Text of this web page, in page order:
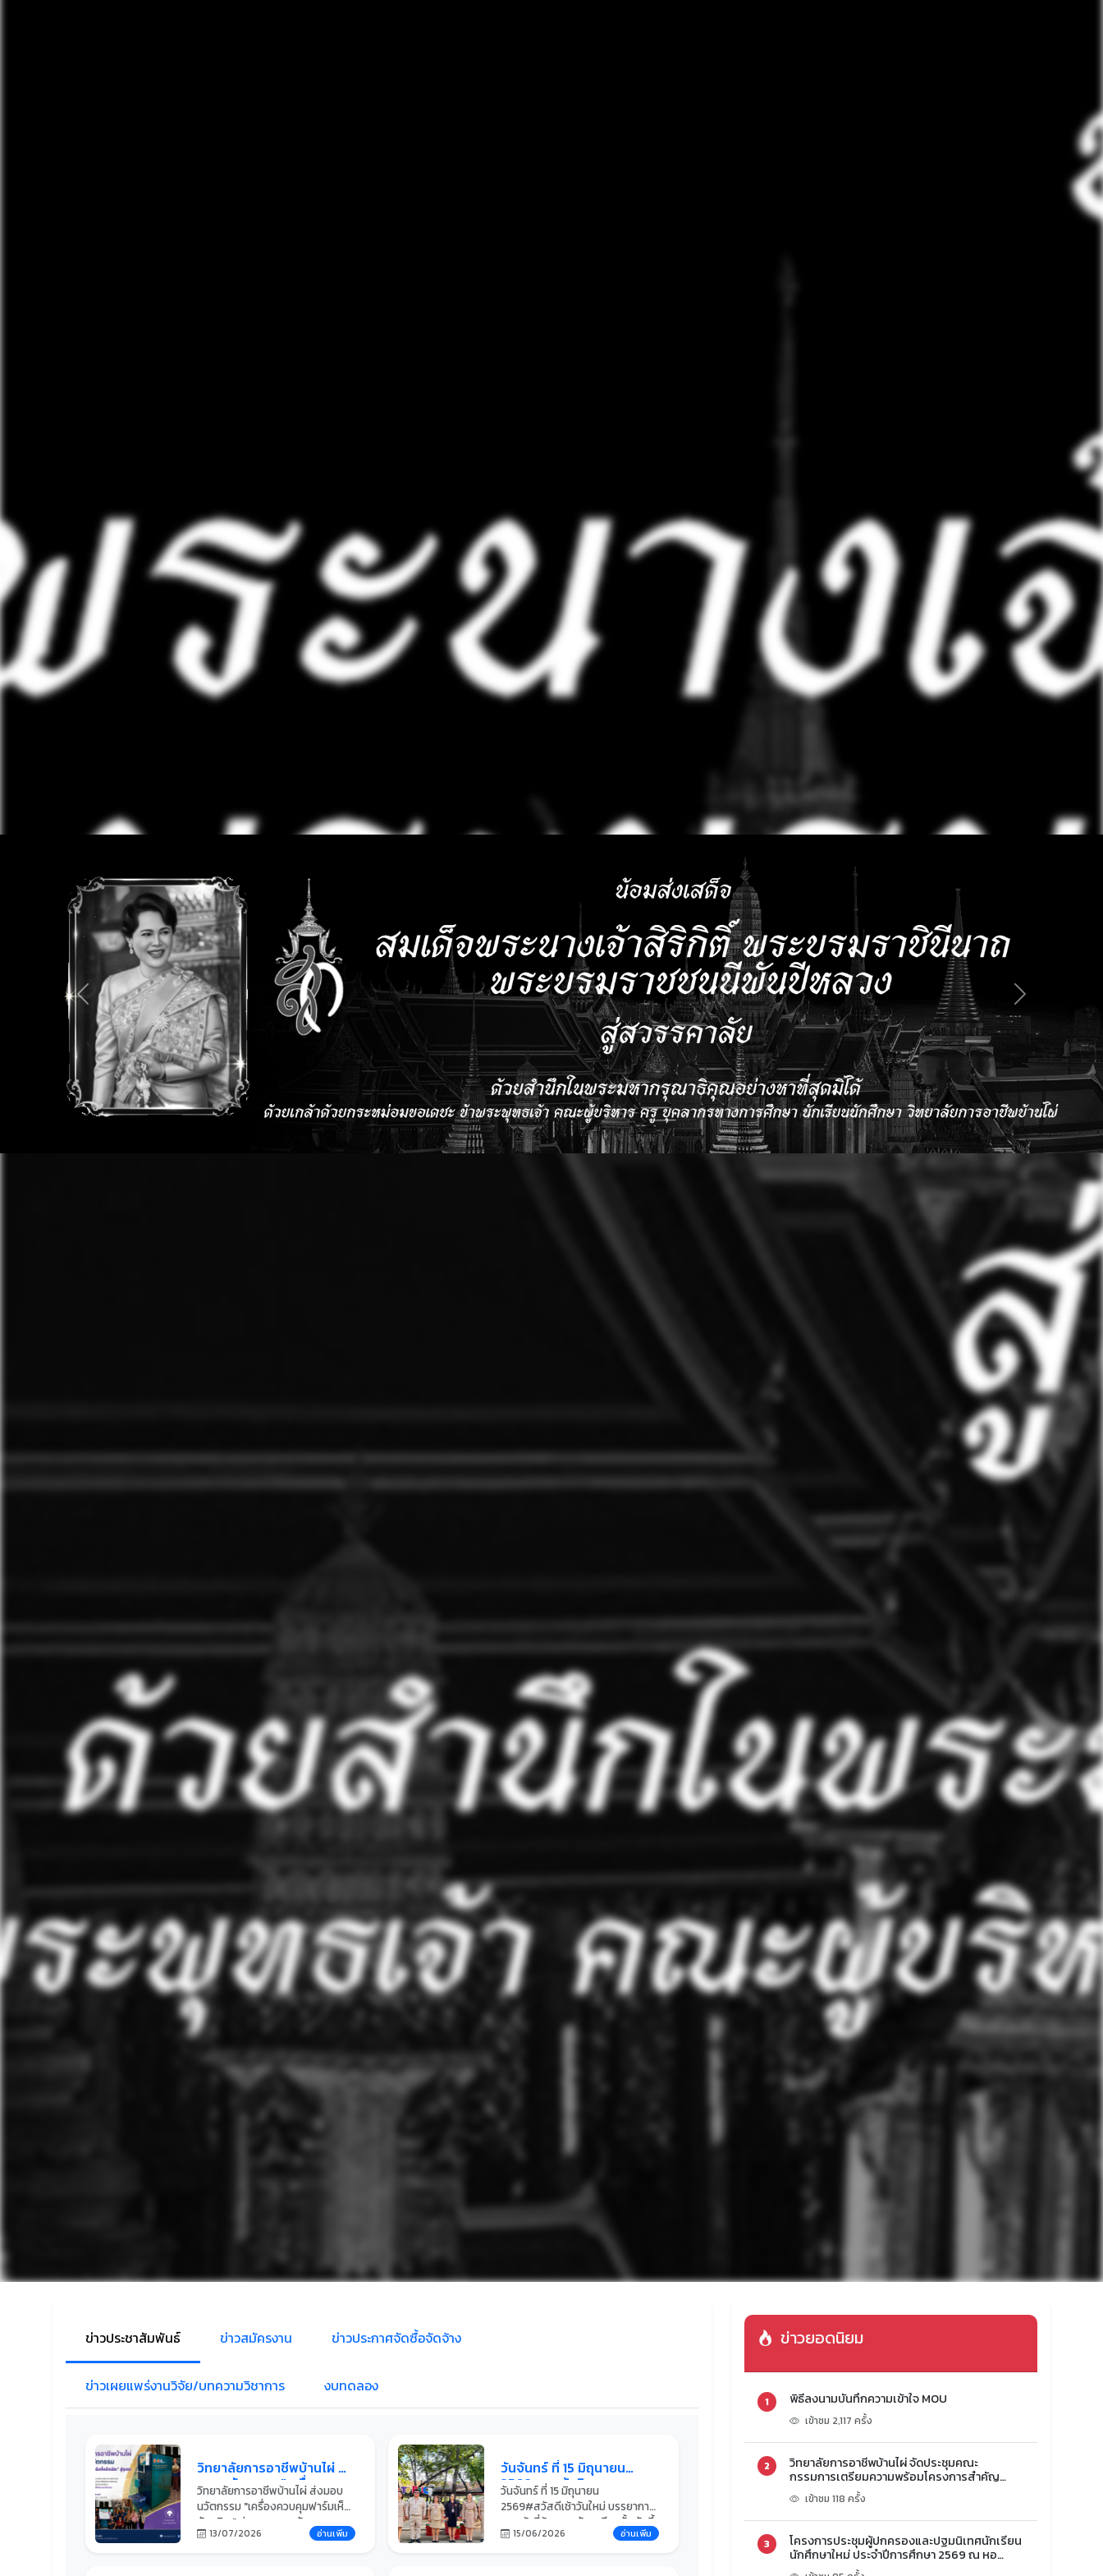
ข่าวประชาสัมพันธ์ ข่าวสมัครงาน ข่าวประกาศจัดซื้อจัดจ้าง
ข่าวเผยแพร่งานวิจัย/บทความวิชาการ งบทดลอง
วิทยาลัยการอาชีพบ้านไผ่ ส่ง
มอบนวัตกรรม "เครื่อง
ควบคุมฟาร์มเห็ดอัจฉริยะ" สู่
ชุมชน ยกระดับเกษตรกรรม
ไทย ด้วยนวัตกรรม
อาชีวศึกษาเพื่ออนาคต
วิทยาลัยการอาชีพบ้านไผ่ ส่งมอบ
นวัตกรรม "เครื่องควบคุมฟาร์มเห็ด
อัจฉริยะ" สู่ชุมชนยกระดับ
เกษตรกรรมไทย ด้วยนวัตกรรม
13/07/2026 อ่านเพิ่ม
วันจันทร์ ที่ 15 มิถุนายน
2569 คณะผู้บริหารและ
คุณครูทุกคนมารอรับ
นักเรียน นักศึกษา อยู่ที่หน้า
ประตูวิทยาลัยการอาชีพ
บ้านไผ่ ด้วยความอบอุ่น
วันจันทร์ ที่ 15 มิถุนายน
2569#สวัสดีเช้าวันใหม่ บรรยากาศ
ยามเช้าที่คุ้นเคยกลับมาอีกครั้ง วันนี้
คณะผู้บริหารและคุณครูทุกคนมารอ
15/06/2026 อ่านเพิ่ม
ข่าวยอดนิยม
1 พิธีลงนามบันทึกความเข้าใจ MOU
เข้าชม 2,117 ครั้ง
2 วิทยาลัยการอาชีพบ้านไผ่ จัดประชุมคณะ
กรรมการเตรียมความพร้อมโครงการสำคัญ
ประจำปีการศึกษา 2569
เข้าชม 118 ครั้ง
3 โครงการประชุมผู้ปกครองและปฐมนิเทศนักเรียน
นักศึกษาใหม่ ประจำปีการศึกษา 2569 ณ หอ
ประชุมวิทยาลัยการอาชีพบ้านไผ่